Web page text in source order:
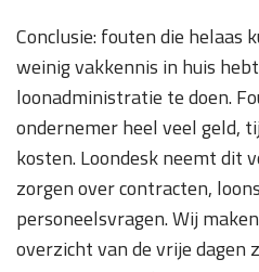
Conclusie: fouten die helaas
weinig vakkennis in huis
loonadministratie te doen.
ondernemer heel veel geld,
kosten. Loondesk neemt dit
zorgen over contracten,
personeelsvragen. Wij
overzicht van de vrije